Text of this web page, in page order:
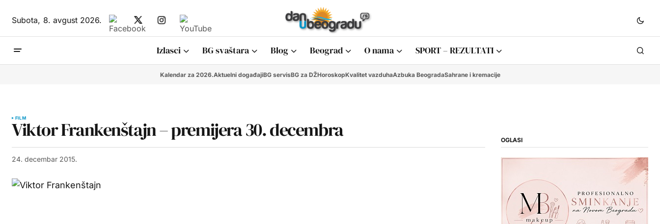
Subota,8. avgust 2026.
Izlasci BG svaštara Blog Beograd O nama SPORT – REZULTATI
Kalendar za 2026.Aktuelni događajiBG servisBG za DŽHoroskopKvalitet vazduhaAzbuka BeogradaSahrane i kremacije
FILM
Viktor Frankenštajn – premijera 30. decembra
24. decembar 2015.
OGLASI